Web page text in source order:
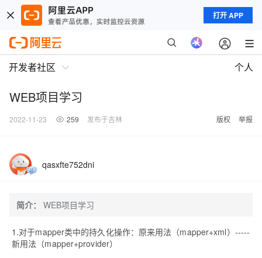
打开 APP
开发者社区 个人
WEB项目学习
2022-11-23 259 发布于吉林 版权 举报
qasxfte752dni
简介： WEB项目学习
1.对于mapper类中的持久化操作：原来用法（mapper+xml）-----
新用法（mapper+provider）